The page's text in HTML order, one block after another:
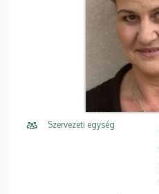
Szervezeti egység